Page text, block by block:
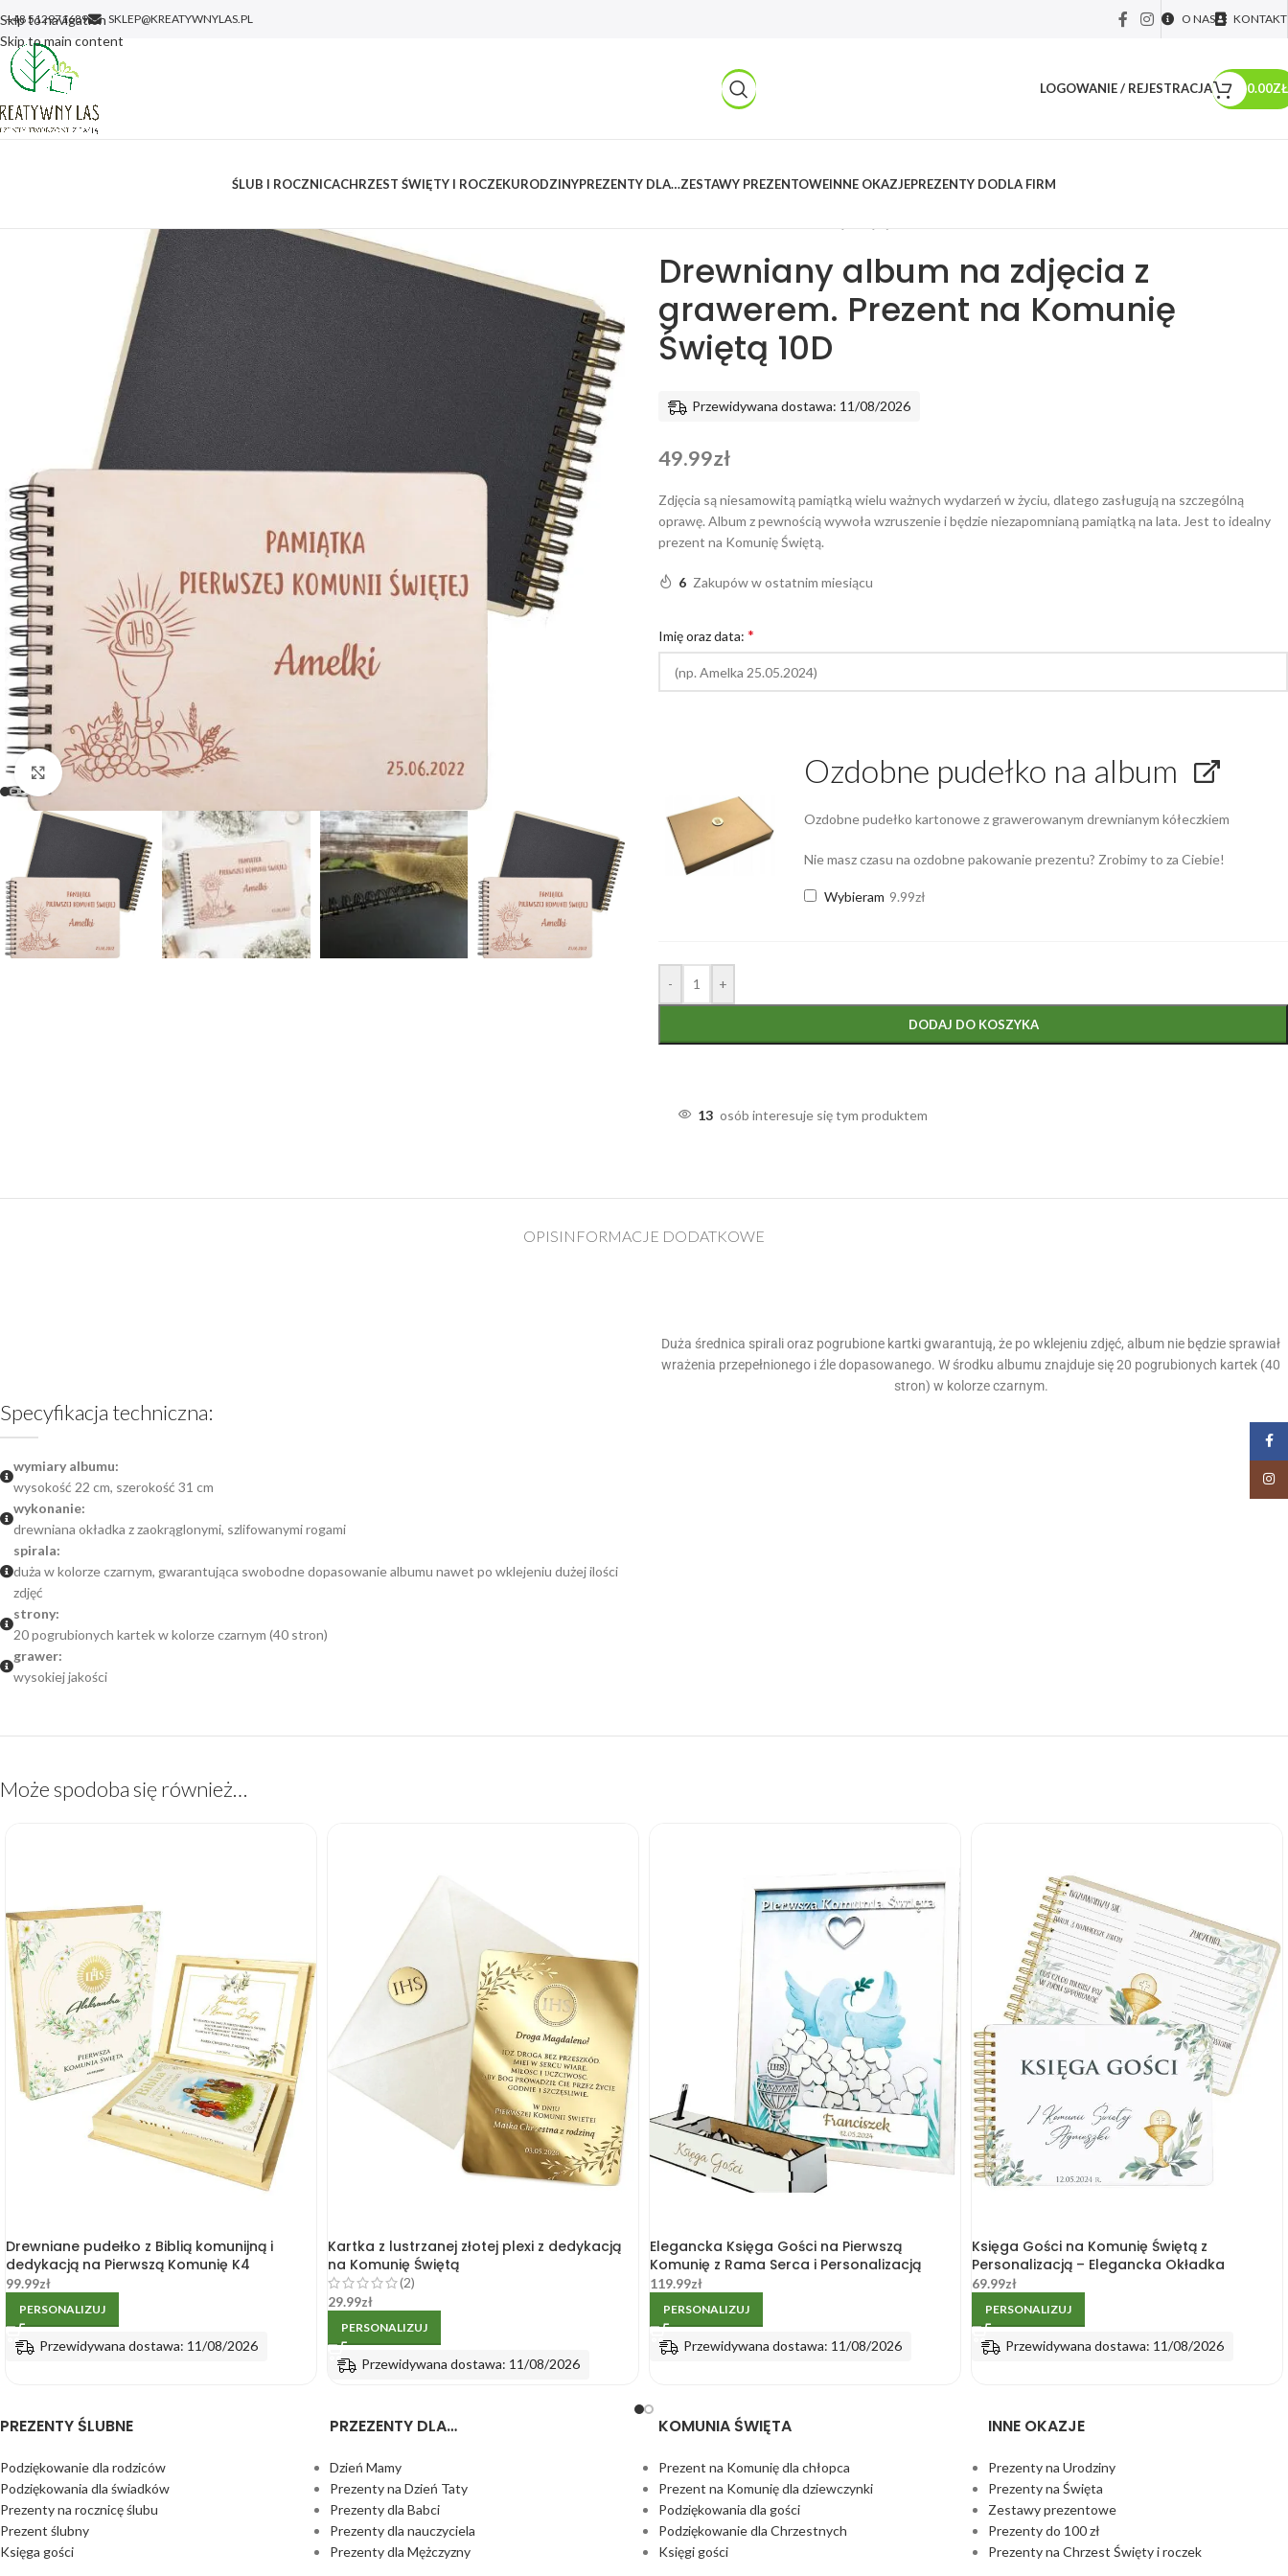
Skip to navigation
Skip to main content
+48 512971689 SKLEP@KREATYWNYLAS.PL O NAS KONTAKT
LOGOWANIE / REJESTRACJA 0.00ZŁ
ŚLUB I ROCZNICACHRZEST ŚWIĘTY I ROCZEKURODZINYPREZENTY DLA…ZESTAWY PREZENTOWEINNE OKAZJEPREZENTY DODLA FIRM
Powiększ
Drewniany album na zdjęcia z
grawerem. Prezent na Komunię
Świętą 10D
Przewidywana dostawa: 11/08/2026
49.99zł
Zdjęcia są niesamowitą pamiątką wielu ważnych wydarzeń w życiu, dlatego zasługują na szczególną
oprawę. Album z pewnością wywoła wzruszenie i będzie niezapomnianą pamiątką na lata. Jest to idealny
prezent na Komunię Świętą.
6 Zakupów w ostatnim miesiącu
Imię oraz data: *
Ozdobne pudełko na album
Ozdobne pudełko kartonowe z grawerowanym drewnianym kółeczkiem
Nie masz czasu na ozdobne pakowanie prezentu? Zrobimy to za Ciebie!
Wybieram 9.99zł
- +
DODAJ DO KOSZYKA
13 osób interesuje się tym produktem
OPISINFORMACJE DODATKOWE
Specyfikacja techniczna:
wymiary albumu:
wysokość 22 cm, szerokość 31 cm
wykonanie:
drewniana okładka z zaokrąglonymi, szlifowanymi rogami
spirala:
duża w kolorze czarnym, gwarantująca swobodne dopasowanie albumu nawet po wklejeniu dużej ilości
zdjęć
strony:
20 pogrubionych kartek w kolorze czarnym (40 stron)
grawer:
wysokiej jakości
Duża średnica spirali oraz pogrubione kartki gwarantują, że po wklejeniu zdjęć, album nie będzie sprawiał
wrażenia przepełnionego i źle dopasowanego. W środku albumu znajduje się 20 pogrubionych kartek (40
stron) w kolorze czarnym.
Może spodoba się również…
Drewniane pudełko z Biblią komunijną i
dedykacją na Pierwszą Komunię K4
99.99zł
PERSONALIZUJ
Przewidywana dostawa: 11/08/2026
Kartka z lustrzanej złotej plexi z dedykacją
na Komunię Świętą
(2)
29.99zł
PERSONALIZUJ
Przewidywana dostawa: 11/08/2026
Elegancka Księga Gości na Pierwszą
Komunię z Rama Serca i Personalizacją
119.99zł
PERSONALIZUJ
Przewidywana dostawa: 11/08/2026
Księga Gości na Komunię Świętą z
Personalizacją – Elegancka Okładka
69.99zł
PERSONALIZUJ
Przewidywana dostawa: 11/08/2026
PREZENTY ŚLUBNE
Podziękowanie dla rodziców
Podziękowania dla świadków
Prezenty na rocznicę ślubu
Prezent ślubny
Księga gości
PRZEZENTY DLA…
Dzień Mamy
Prezenty na Dzień Taty
Prezenty dla Babci
Prezenty dla nauczyciela
Prezenty dla Mężczyzny
KOMUNIA ŚWIĘTA
Prezent na Komunię dla chłopca
Prezent na Komunię dla dziewczynki
Podziękowania dla gości
Podziękowanie dla Chrzestnych
Księgi gości
INNE OKAZJE
Prezenty na Urodziny
Prezenty na Święta
Zestawy prezentowe
Prezenty do 100 zł
Prezenty na Chrzest Święty i roczek